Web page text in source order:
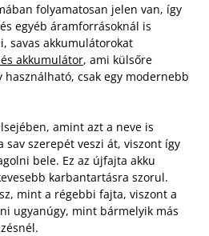
folyamatosan jelen van, így
egyéb áramforrásoknál is
savas akkumulátorokat
akkumulátor, ami külsőre
használható, csak egy modernebb
amint azt a neve is
sav szerepét veszi át, viszont így
bele. Ez az újfajta akku
karbantartásra szorul.
mint a régebbi fajta, viszont a
ugyanúgy, mint bármelyik más